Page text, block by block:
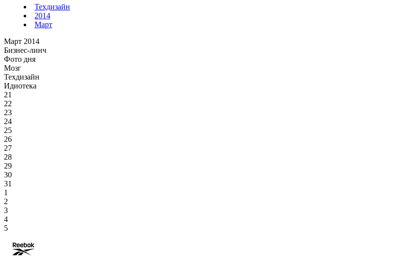
Техдизайн
2014
Март
Март 2014
Бизнес-линч
Фото дня
Мозг
Техдизайн
Идиотека
21
22
23
24
25
26
27
28
29
30
31
1
2
3
4
5